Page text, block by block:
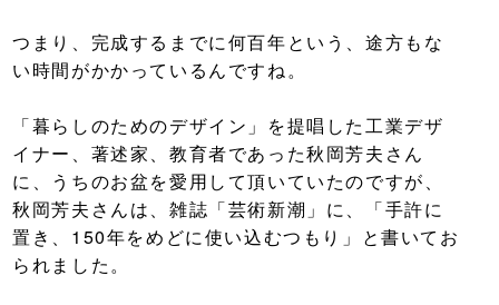
つまり、完成するまでに何百年という、途方もな
い時間がかかっているんですね。
「暮らしのためのデザイン」を提唱した工業デザ
イナー、著述家、教育者であった秋岡芳夫さん
に、うちのお盆を愛用して頂いていたのですが、
秋岡芳夫さんは、雑誌「芸術新潮」に、「手許に
置き、150年をめどに使い込むつもり」と書いてお
られました。